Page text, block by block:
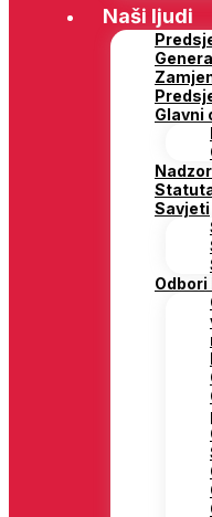
Naši ljudi
Glavni
Savjeti